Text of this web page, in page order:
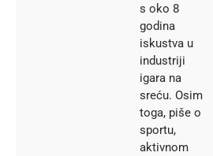
s oko 8
godina
iskustva u
industriji
igara na
sreću. Osim
toga, piše o
sportu,
aktivnom